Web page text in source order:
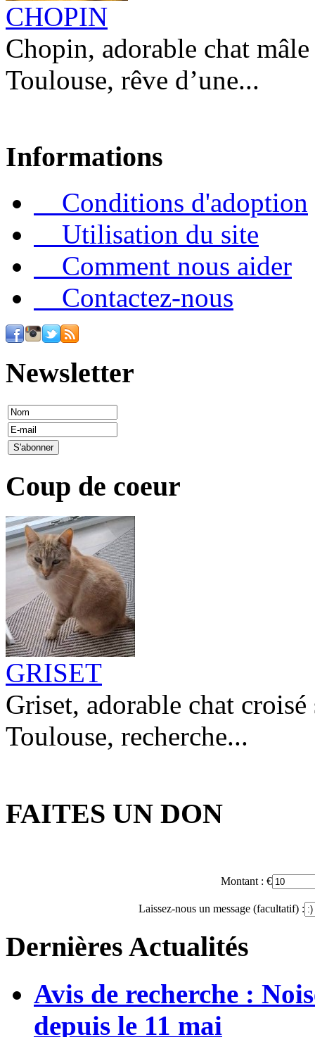
CHOPIN
Chopin, adorable chat
Toulouse, rêve d’une...
Informations
Conditions d'adoption
Utilisation du site
Comment nous aider
Contactez-nous
Newsletter
Coup de coeur
GRISET
Griset, adorable chat
Toulouse, recherche...
FAITES UN DON
Montant : €
Laissez-nous un message (facultatif) :
Dernières Actualités
Avis de recherche :
depuis le 11 mai